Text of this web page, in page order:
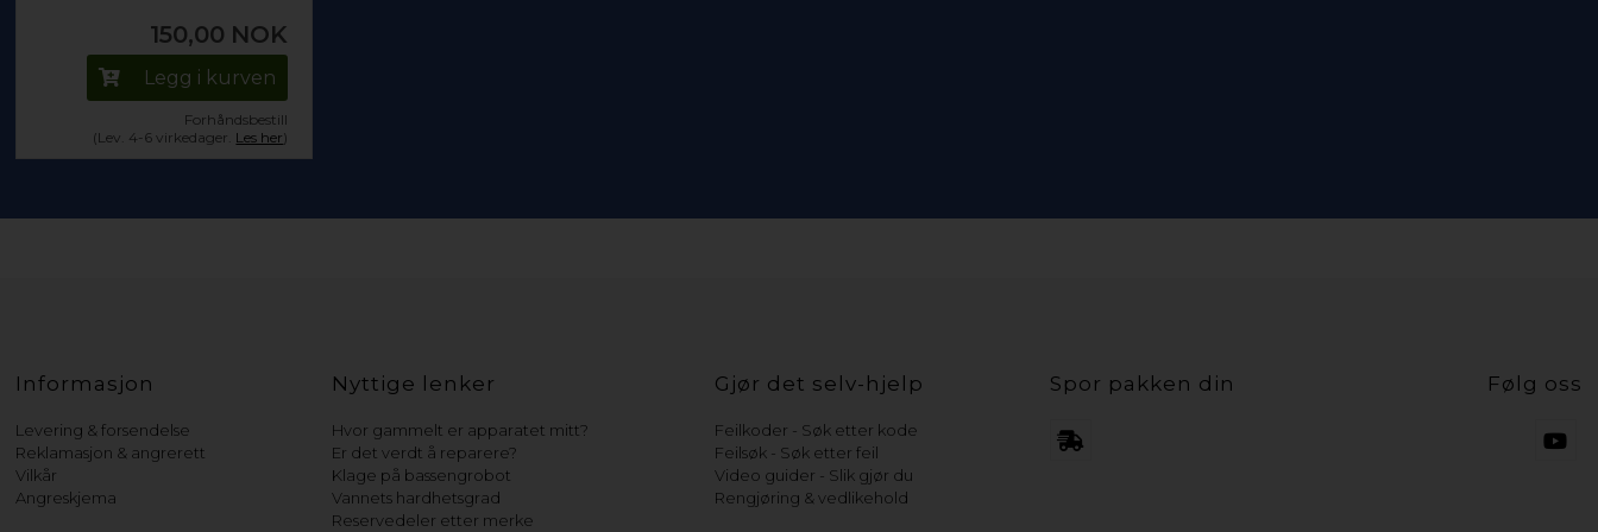
150,00 NOK
Legg i kurven
Forhåndsbestill
(Lev. 4-6 virkedager. Les her)
Informasjon
Levering & forsendelse
Reklamasjon & angrerett
Vilkår
Angreskjema
Nyttige lenker
Hvor gammelt er apparatet mitt?
Er det verdt å reparere?
Klage på bassengrobot
Vannets hardhetsgrad
Reservedeler etter merke
Gjør det selv-hjelp
Feilkoder - Søk etter kode
Feilsøk - Søk etter feil
Video guider - Slik gjør du
Rengjøring & vedlikehold
Spor pakken din Følg oss